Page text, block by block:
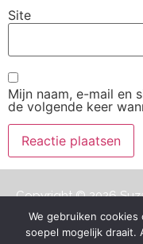
Site
Mijn naam, e-mail en
de volgende keer
Copyright © 2026
Voorbehouden.
We gebruiken
soepel mogelijk draait.